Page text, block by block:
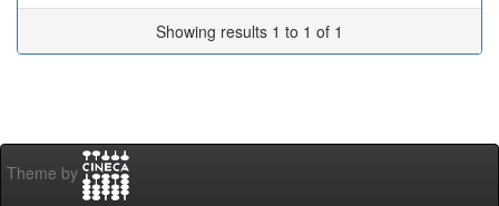
Showing results 1 to 1 of 1
Theme by